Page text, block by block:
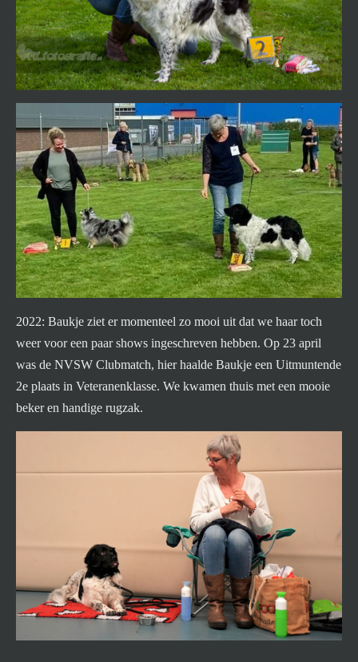
2022: Baukje ziet er momenteel zo mooi uit dat we haar toch
weer voor een paar shows ingeschreven hebben. Op 23 april
was de NVSW Clubmatch, hier haalde Baukje een Uitmuntende
2e plaats in Veteranenklasse. We kwamen thuis met een mooie
beker en handige rugzak.